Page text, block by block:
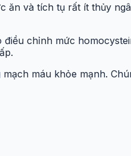
ăn và tích tụ rất ít thủy
chỉnh mức
máu khỏe mạnh.